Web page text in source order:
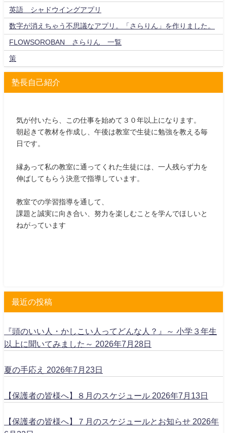
英語 シャドウイングアプリ
数字が消えちゃう不思議なアプリ。「さらりん」を作りました。
FLOWSOROBAN さらりん 一覧
策
塾長自己紹介
気が付いたら、この仕事を始めて３０年以上になります。
朝起きて教材を作成し、午後は教室で生徒に勉強を教える毎
日です。
縁あって私の教室に通ってくれた生徒には、一人残らず力を
伸ばしてもらう決意で指導しています。
教室での学習指導を通して、
課題と誠実に向き合い、努力を楽しむことを学んでほしいと
ねがっています
最近の投稿
『頭のいい人・かしこい人ってどんな人？』～ 小学３年生
以上に聞いてみました～ 2026年7月28日
夏の手応え 2026年7月23日
【保護者の皆様へ】８月のスケジュール 2026年7月13日
【保護者の皆様へ】７月のスケジュールとお知らせ 2026年